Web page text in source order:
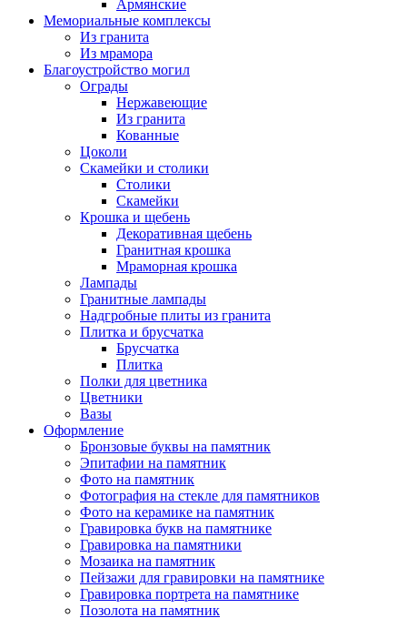
Армянские
Мемориальные комплексы
Из гранита
Из мрамора
Благоустройство могил
Ограды
Нержавеющие
Из гранита
Кованные
Цоколи
Скамейки и столики
Столики
Скамейки
Крошка и щебень
Декоративная щебень
Гранитная крошка
Мраморная крошка
Лампады
Гранитные лампады
Надгробные плиты из гранита
Плитка и брусчатка
Брусчатка
Плитка
Полки для цветника
Цветники
Вазы
Оформление
Бронзовые буквы на памятник
Эпитафии на памятник
Фото на памятник
Фотография на стекле для памятников
Фото на керамике на памятник
Гравировка букв на памятнике
Гравировка на памятники
Мозаика на памятник
Пейзажи для гравировки на памятнике
Гравировка портрета на памятнике
Позолота на памятник